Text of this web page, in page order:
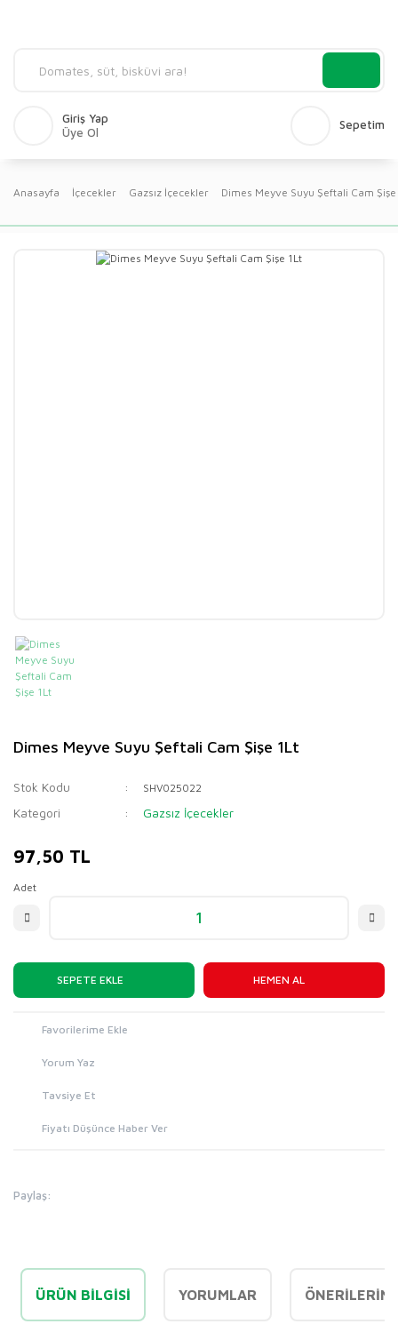
Giriş Yap
Üye Ol
Sepetim
Anasayfa İçecekler Gazsız İçecekler Dimes Meyve Suyu Şeftali Cam Şişe
Dimes Meyve Suyu Şeftali Cam Şişe 1Lt
Stok Kodu SHV025022
Kategori Gazsız İçecekler
97,50 TL
Adet
SEPETE EKLE HEMEN AL
Yorum Yaz
Tavsiye Et
Fiyatı Düşünce Haber Ver
Paylaş:
ÜRÜN BILGISI YORUMLAR